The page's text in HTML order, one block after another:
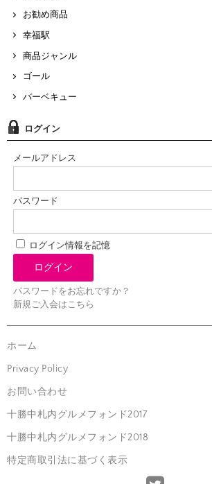
お勧め商品
幸福駅
商品ジャンル
ゴール
バーベキュー
ログイン
メールアドレス
パスワード
ログイン情報を記憶
パスワードをお忘れですか？
新規ご入会はこちら
ホーム
Privacy Policy
お問い合わせ
十勝中札内グルメフォンド2017
十勝中札内グルメフォンド2018
特定商取引法に基づく表示